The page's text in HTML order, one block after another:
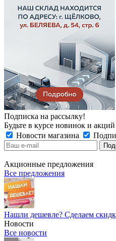
Подписка на рассылку!
Будьте в курсе новинок и акций
Новости магазина
Акционные предложения
Все предложения
Нашли дешевле? Сделаем
Новости
Все новости